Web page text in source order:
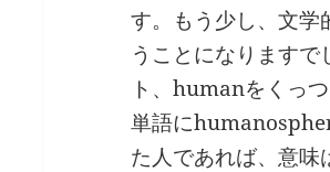
す。もう少し、文学
うことになります
ト、humanをくっ
単語に
た人であれば、意味